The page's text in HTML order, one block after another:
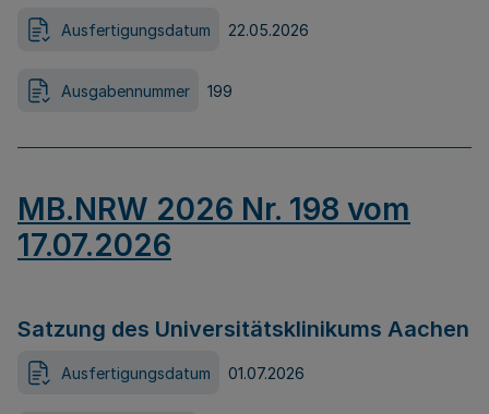
Ausfertigungsdatum 22.05.2026
Ausgabennummer 199
MB.NRW 2026 Nr. 198 vom
17.07.2026
Satzung des Universitätsklinikums Aachen
Ausfertigungsdatum 01.07.2026